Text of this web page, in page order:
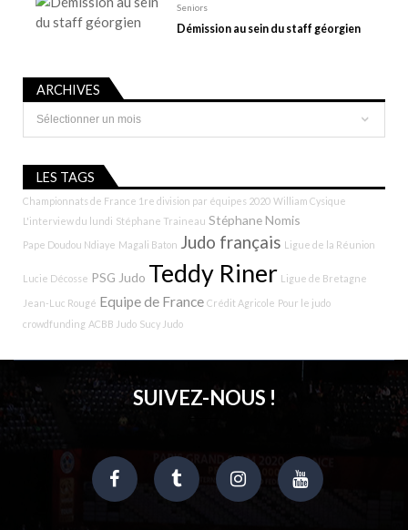
Seniors
Démission au sein du staff géorgien
ARCHIVES
Archives
LES TAGS
Championnats de France 1re division par équipes 2020 William Cysique
L'interview du lundi Stéphane Traineau Stéphane Nomis
Pape Doudou Ndiaye Magali Baton Judo français Ligue de la Réunion
Lucie Décosse PSG Judo Teddy Riner Ligue de Bretagne
Jean-Luc Rougé Equipe de France Crédit Agricole Pour le judo
crowdfunding ACBB Judo Sucy Judo
SUIVEZ-NOUS !